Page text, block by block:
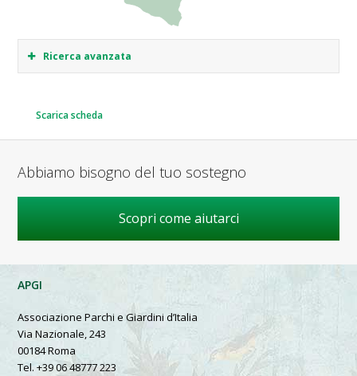
Ricerca avanzata
Scarica scheda
Abbiamo bisogno del tuo sostegno
Scopri come aiutarci
APGI
Associazione Parchi e Giardini d’Italia
Via Nazionale, 243
00184 Roma
Tel. +39 06 48777 223